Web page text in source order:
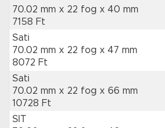
70.02 mm x 22 fog x 40 mm
7158 Ft
Sati
70.02 mm x 22 fog x 47 mm
8072 Ft
Sati
70.02 mm x 22 fog x 66 mm
10728 Ft
SIT